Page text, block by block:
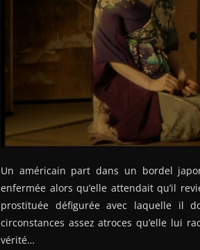
Un américain part dans un bordel
enfermée alors qu’elle attendait qu’il
prostituée défigurée avec laquelle il
circonstances assez atroces qu’elle lui
vérité…